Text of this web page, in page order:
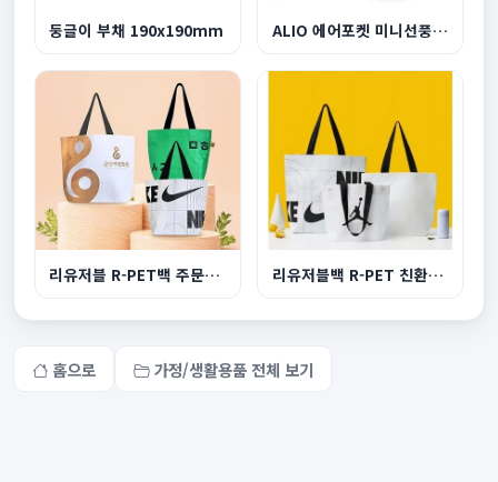
둥글이 부채 190x190mm ALIO 에어포켓 미니선풍기 500mAh
리유저블 R-PET백 주문제작 중형 리유저블백 R-PET 친환경 쇼핑백 대형 510x450x150...
홈으로 가정/생활용품 전체 보기